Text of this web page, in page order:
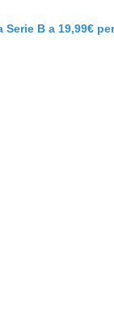
Serie B a 19,99€